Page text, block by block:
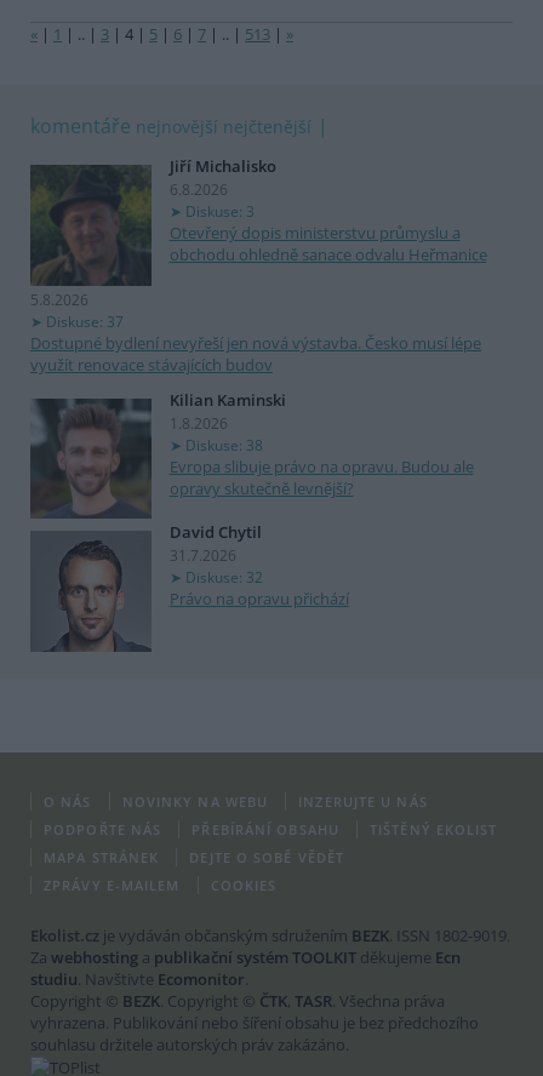
« | 1 | .. | 3 | 4 | 5 | 6 | 7 | .. | 513 | »
komentáře nejnovější nejčtenější
Jiří Michalisko
6.8.2026
Diskuse: 3
Otevřený dopis ministerstvu průmyslu a
obchodu ohledně sanace odvalu Heřmanice
5.8.2026
Diskuse: 37
Dostupné bydlení nevyřeší jen nová výstavba. Česko musí lépe
využít renovace stávajících budov
Kilian Kaminski
1.8.2026
Diskuse: 38
Evropa slibuje právo na opravu. Budou ale
opravy skutečně levnější?
David Chytil
31.7.2026
Diskuse: 32
Právo na opravu přichází
O NÁS NOVINKY NA WEBU
INZERUJTE U NÁS
PODPOŘTE NÁS
PŘEBÍRÁNÍ OBSAHU
TIŠTĚNÝ EKOLIST
MAPA STRÁNEK
DEJTE O SOBĚ VĚDĚT
ZPRÁVY E-MAILEM
COOKIES
Ekolist.cz je vydáván občanským sdružením BEZK. ISSN 1802-9019.
Za webhosting a publikační systém TOOLKIT děkujeme Ecn
studiu. Navštivte Ecomonitor.
Copyright © BEZK. Copyright © ČTK, TASR. Všechna práva
vyhrazena. Publikování nebo šíření obsahu je bez předchozího
souhlasu držitele autorských práv zakázáno.